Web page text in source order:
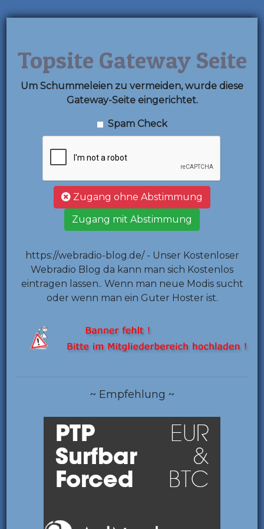
Topsite Gateway Seite
Um Schummeleien zu vermeiden, wurde diese
Gateway-Seite eingerichtet.
Spam Check
Zugang ohne Abstimmung
Zugang mit Abstimmung
https://webradio-blog.de/ - Unser Kostenloser
Webradio Blog da kann man sich Kostenlos
eintragen lassen.. Wenn man neue Modis sucht
oder wenn man ein Guter Hoster ist.
~ Empfehlung ~